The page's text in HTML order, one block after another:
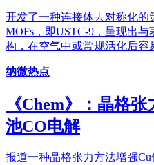
开发了一种连接体去对称化
MOFs，即USTC-9，呈现出
构，在空气中或常规活化后容
纳微热点
《Chem》：晶格
池CO电解
报道一种晶格张力方法增强